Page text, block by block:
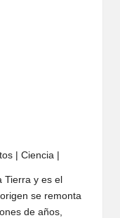
| Ciencia |
Tierra y es el
se remonta
de años,